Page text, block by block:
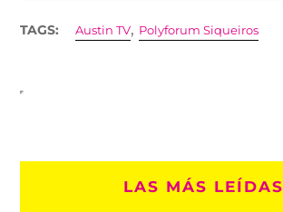
TAGS: Austin TV, Polyforum Siqueiros
LAS MÁS LEÍDAS